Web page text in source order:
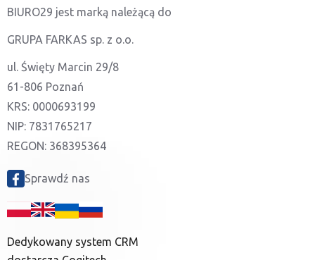
BIURO29 jest marką należącą do
GRUPA FARKAS sp. z o.o.
ul. Święty Marcin 29/8
61-806 Poznań
KRS: 0000693199
NIP: 7831765217
REGON: 368395364
Sprawdź nas
Dedykowany system CRM